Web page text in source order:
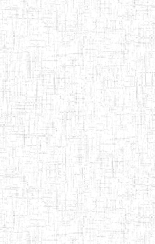
30/10/2014 ENIET
04/08/2010 ENIEG
30/11/2004 ENIEG